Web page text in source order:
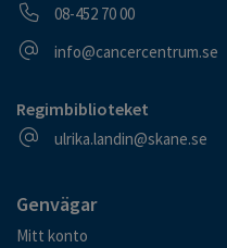
Telefonnummer
08-452 70 00
E-postadress
info@cancercentrum.se
Regimbiblioteket
E-postadress
ulrika.landin@skane.se
Genvägar
Mitt konto